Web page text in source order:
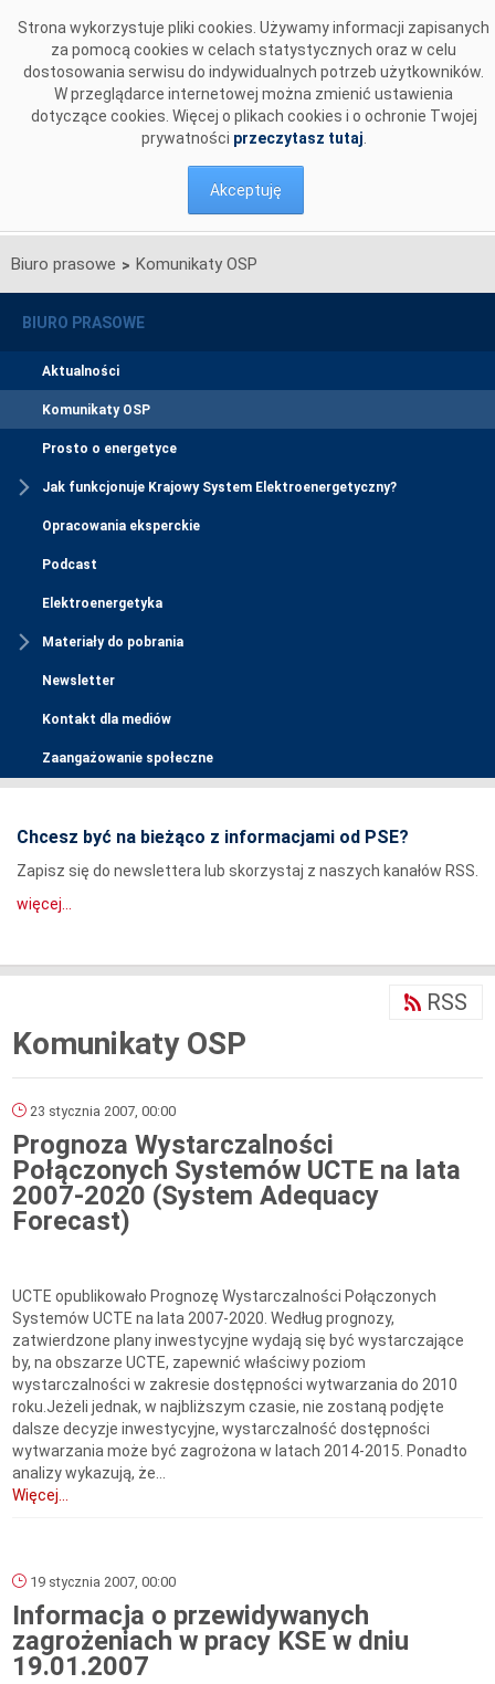
Strona wykorzystuje pliki cookies. Używamy informacji zapisanych
za pomocą cookies w celach statystycznych oraz w celu
dostosowania serwisu do indywidualnych potrzeb użytkowników.
W przeglądarce internetowej można zmienić ustawienia
dotyczące cookies. Więcej o plikach cookies i o ochronie Twojej
prywatności przeczytasz tutaj
Akceptuję
Biuro prasowe > Komunikaty OSP
BIURO PRASOWE
Aktualności
Komunikaty OSP
Prosto o energetyce
Jak funkcjonuje Krajowy System Elektroenergetyczny?
Opracowania eksperckie
Podcast
Elektroenergetyka
Materiały do pobrania
Newsletter
Kontakt dla mediów
Zaangażowanie społeczne
Chcesz być na bieżąco z informacjami od PSE?
Zapisz się do newslettera lub skorzystaj z naszych kanałów RSS.
więcej...
Komunikaty OSP
RSS
23 stycznia 2007, 00:00
Prognoza Wystarczalności
Połączonych Systemów UCTE na lata
2007-2020 (System Adequacy
Forecast)
UCTE opublikowało Prognozę Wystarczalności Połączonych
Systemów UCTE na lata 2007-2020. Według prognozy,
zatwierdzone plany inwestycyjne wydają się być wystarczające
by, na obszarze UCTE, zapewnić właściwy poziom
wystarczalności w zakresie dostępności wytwarzania do 2010
roku.Jeżeli jednak, w najbliższym czasie, nie zostaną podjęte
dalsze decyzje inwestycyjne, wystarczalność dostępności
wytwarzania może być zagrożona w latach 2014-2015. Ponadto
analizy wykazują, że...
Więcej...
19 stycznia 2007, 00:00
Informacja o przewidywanych
zagrożeniach w pracy KSE w dniu
19.01.2007